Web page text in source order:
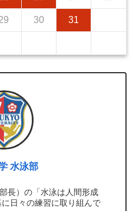
30 31
水泳部
長）の「水泳は人間形成
日々の練習に取り組んで